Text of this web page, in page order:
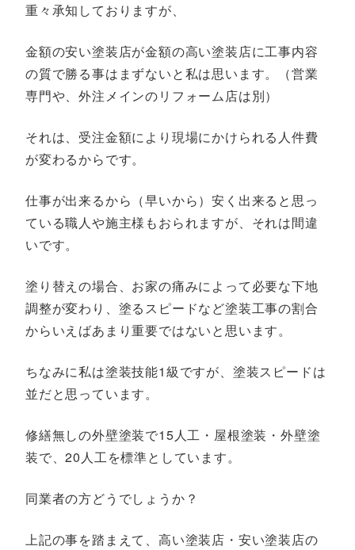
重々承知しておりますが、
金額の安い塗装店が金額の高い塗装店に工事内容
の質で勝る事はまずないと私は思います。（営業
専門や、外注メインのリフォーム店は別）
それは、受注金額により現場にかけられる人件費
が変わるからです。
仕事が出来るから（早いから）安く出来ると思っ
ている職人や施主様もおられますが、それは間違
いです。
塗り替えの場合、お家の痛みによって必要な下地
調整が変わり、塗るスピードなど塗装工事の割合
からいえばあまり重要ではないと思います。
ちなみに私は塗装技能1級ですが、塗装スピードは
並だと思っています。
修繕無しの外壁塗装で15人工・屋根塗装・外壁塗
装で、20人工を標準としています。
同業者の方どうでしょうか？
上記の事を踏まえて、高い塗装店・安い塗装店の